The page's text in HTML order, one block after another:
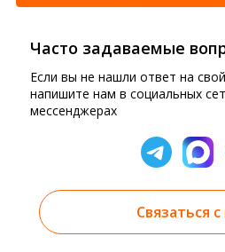
Часто задаваемые
Если вы не нашли ответ на
напишите нам в социальных
мессенджерах
Связаться